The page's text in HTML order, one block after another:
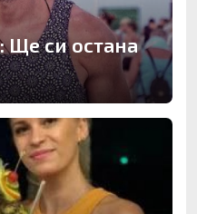
Ще си остана